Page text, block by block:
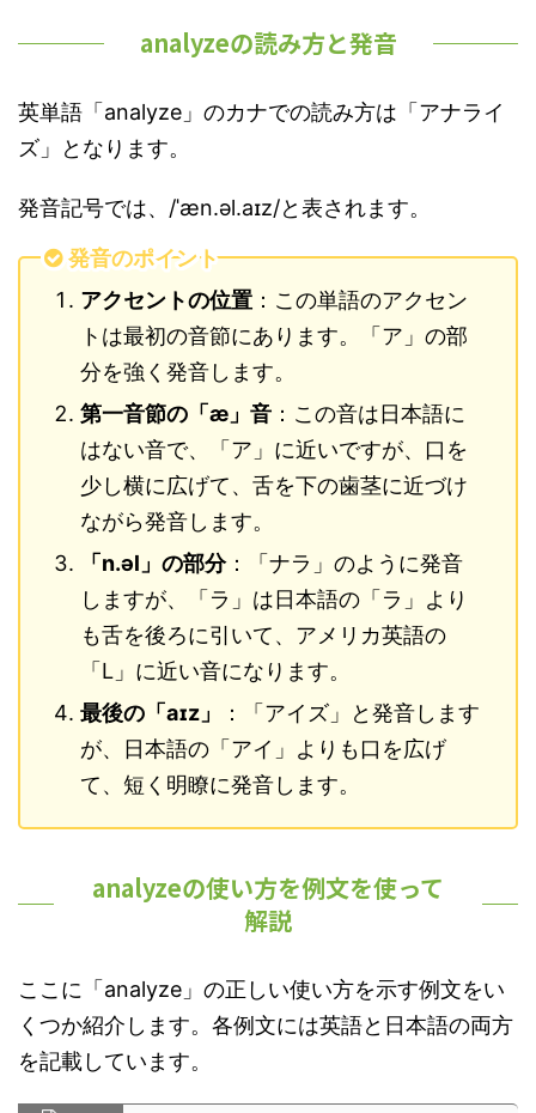
analyzeの読み方と発音
英単語「analyze」のカナでの読み方は「アナライ
ズ」となります。
発音記号では、/ˈæn.əl.aɪz/と表されます。
発音のポイント
アクセントの位置 ：この単語のアクセン
トは最初の音節にあります。「ア」の部
分を強く発音します。
第一音節の「æ」音 ：この音は日本語に
はない音で、「ア」に近いですが、口を
少し横に広げて、舌を下の歯茎に近づけ
ながら発音します。
「n.əl」の部分：「ナラ」のように発音
しますが、「ラ」は日本語の「ラ」より
も舌を後ろに引いて、アメリカ英語の
「L」に近い音になります。
最後の「aɪz」
：「アイズ」と発音します
が、日本語の「アイ」よりも口を広げ
て、短く明瞭に発音します。
analyzeの使い方を例文を使って
解説
ここに「analyze」の正しい使い方を示す例文をい
くつか紹介します。各例文には英語と日本語の両方
を記載しています。